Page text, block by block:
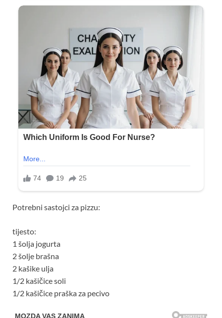
Potrebni sastojci za pizzu:
tijesto:
1 šolja jogurta
2 šolje brašna
2 kašike ulja
1/2 kašičice soli
1/2 kašičice praška za pecivo